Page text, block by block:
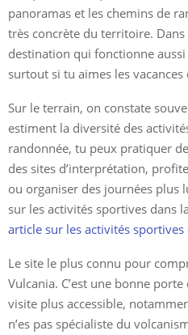
panoramas et les chemins de
très concrète du territoire. Dans
destination qui fonctionne
surtout si tu aimes les vacances
Sur le terrain, on constate
estiment la diversité des
randonnée, tu peux pratiquer
des sites d’interprétation,
ou organiser des journées plus
sur les activités sportives dans
article sur les activités sportives
Le site le plus connu pour
Vulcania. C’est une bonne
visite plus accessible,
n’es pas spécialiste du